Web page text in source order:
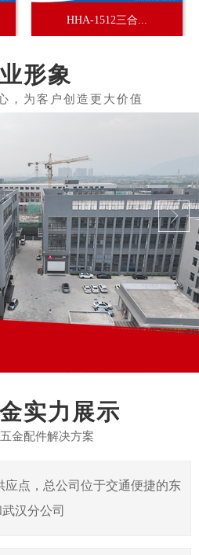
HHA-1512三合...
形象
实力展示
金配件解决方案
应点，总公司位于交通便捷的东
汉分公司